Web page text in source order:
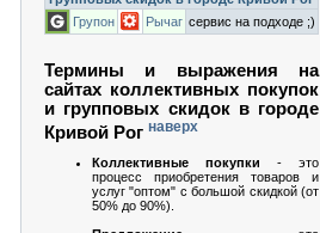
Групон
Рычаг сервис на подходе ;)
Термины и выражения на
сайтах коллективных покупок
и групповых скидок в городе
Кривой Рог наверх
Коллективные покупки - это
процесс приобретения товаров и
услуг "оптом" с большой скидкой (от
50% до 90%).